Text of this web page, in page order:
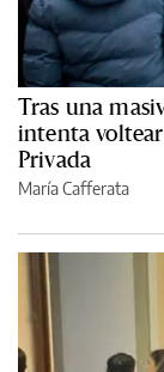
Tras una
intenta
Privada
María Cafferata